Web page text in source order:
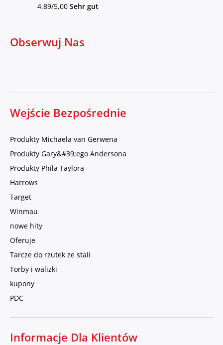
4,89/5,00 Sehr gut
Obserwuj Nas
Wejście Bezpośrednie
Produkty Michaela van Gerwena
Produkty Gary&#39;ego Andersona
Produkty Phila Taylora
Harrows
Target
Winmau
nowe hity
Oferuje
Tarcze do rzutek ze stali
Torby i walizki
kupony
PDC
Informacje Dla Klientów